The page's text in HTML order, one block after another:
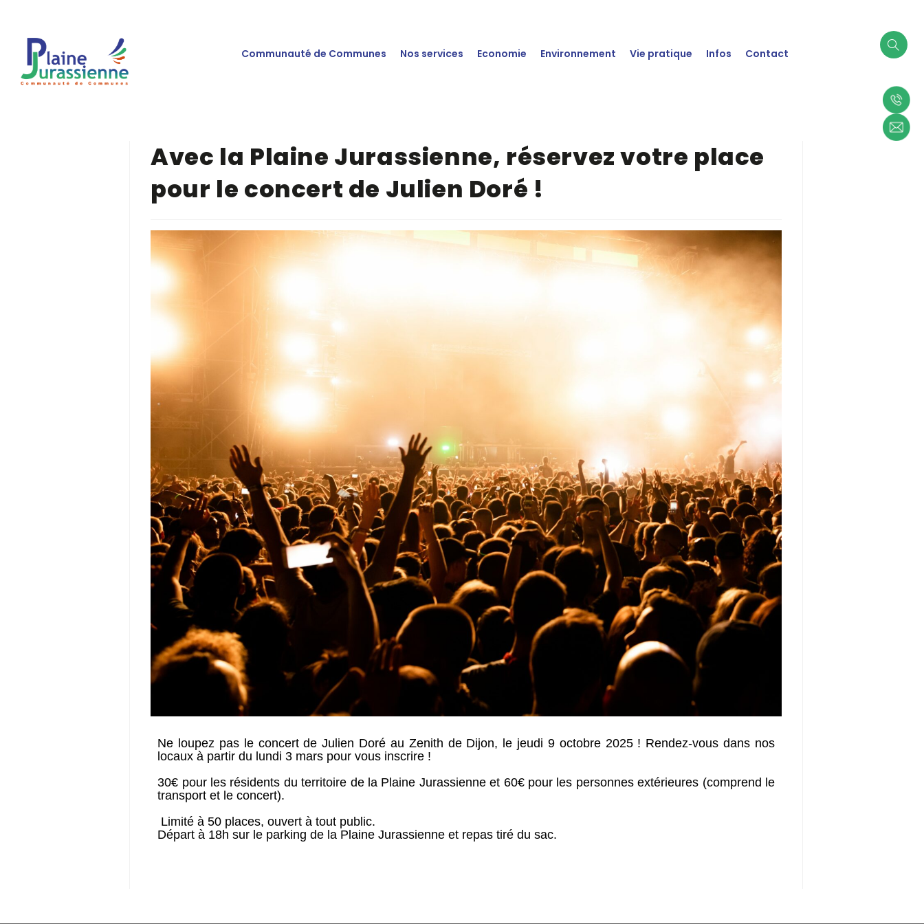
Communauté de Communes Nos services Economie Environnement Vie pratique Infos Contact
Avec la Plaine Jurassienne, réservez votre place
pour le concert de Julien Doré !
Ne loupez pas le concert de Julien Doré au Zenith de Dijon, le jeudi 9 octobre 2025 ! Rendez-vous dans nos
locaux à partir du lundi 3 mars pour vous inscrire !
30€ pour les résidents du territoire de la Plaine Jurassienne et 60€ pour les personnes extérieures (comprend le
transport et le concert).
Limité à 50 places, ouvert à tout public.
Départ à 18h sur le parking de la Plaine Jurassienne et repas tiré du sac.